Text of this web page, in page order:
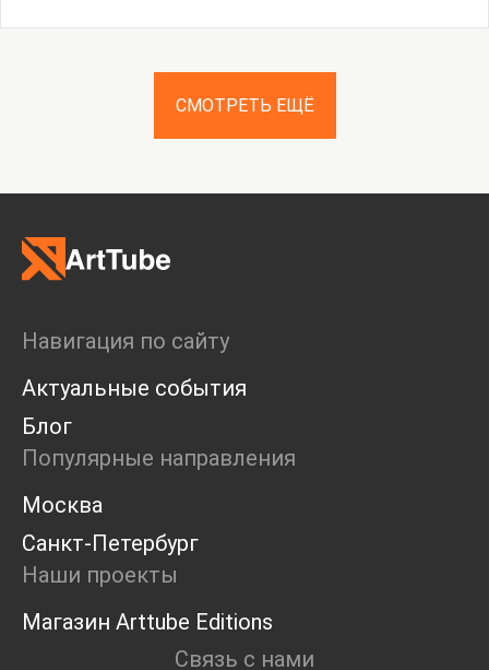
СМОТРЕТЬ ЕЩЁ
Навигация по сайту
Актуальные события
Блог
Популярные направления
Москва
Санкт-Петербург
Наши проекты
Магазин Arttube Editions
Связь с нами